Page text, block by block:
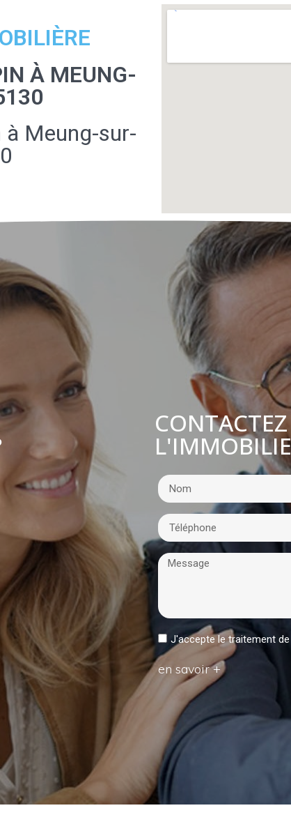
À MEUNG-
à Meung-sur-
J'accepte le traitement
en savoir +